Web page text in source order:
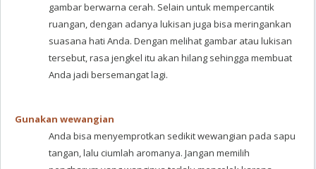
gambar berwarna cerah. Selain untuk mempercantik
ruangan, dengan adanya lukisan juga bisa meringankan
suasana hati Anda. Dengan melihat gambar atau lukisan
tersebut, rasa jengkel itu akan hilang sehingga membuat
Anda jadi bersemangat lagi.
Gunakan wewangian
Anda bisa menyemprotkan sedikit wewangian pada sapu
tangan, lalu ciumlah aromanya. Jangan memilih